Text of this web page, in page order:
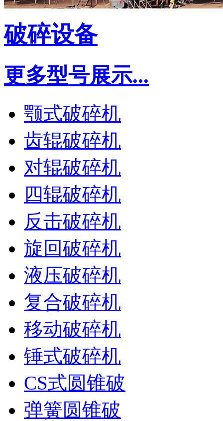
破碎设备
更多型号展示...
颚式破碎机
齿辊破碎机
对辊破碎机
四辊破碎机
反击破碎机
旋回破碎机
液压破碎机
复合破碎机
移动破碎机
锤式破碎机
CS式圆锥破
弹簧圆锥破